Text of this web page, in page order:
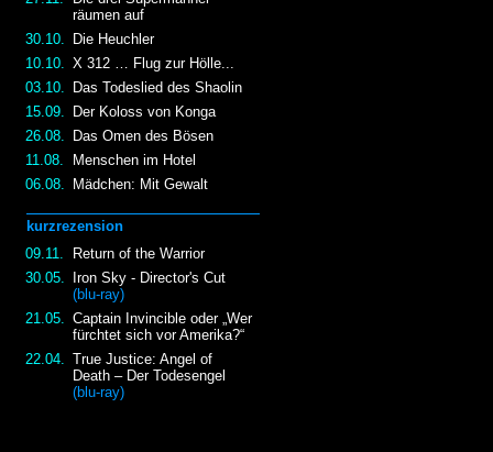
räumen auf
30.10.
Die Heuchler
10.10.
X 312 … Flug zur Hölle...
03.10.
Das Todeslied des Shaolin
15.09.
Der Koloss von Konga
26.08.
Das Omen des Bösen
11.08.
Menschen im Hotel
06.08.
Mädchen: Mit Gewalt
kurzrezension
09.11.
Return of the Warrior
30.05.
Iron Sky - Director's Cut
(blu-ray)
21.05.
Captain Invincible oder „Wer
fürchtet sich vor Amerika?“
22.04.
True Justice: Angel of
Death – Der Todesengel
(blu-ray)